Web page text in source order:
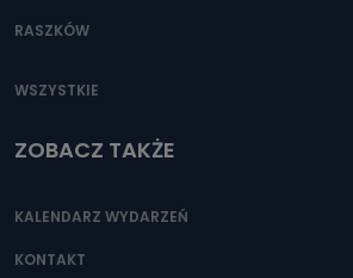
RASZKÓW
WSZYSTKIE
ZOBACZ TAKŻE
KALENDARZ WYDARZEŃ
KONTAKT